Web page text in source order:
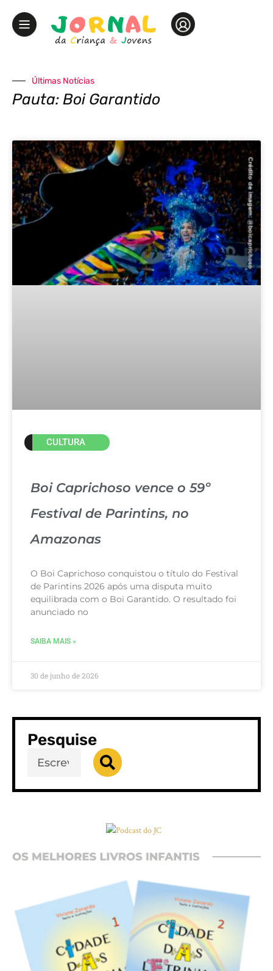
Últimas Notícias
Pauta: Boi Garantido
CULTURA
Boi Caprichoso vence o 59º
Festival de Parintins, no
Amazonas
O Boi Caprichoso conquistou o título do Festival
de Parintins 2026 após uma disputa muito
equilibrada com o Boi Garantido. O resultado foi
anunciado no
SAIBA MAIS »
30 de junho de 2026
Pesquise